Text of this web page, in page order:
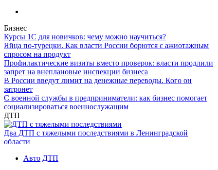
Бизнес
Курсы 1С для новичков: чему можно научиться?
Яйца по-турецки. Как власти России борются с ажиотажным
спросом на продукт
Профилактические визиты вместо проверок: власти продлили
запрет на внеплановые инспекции бизнеса
В России введут лимит на денежные переводы. Кого он
затронет
С военной службы в предприниматели: как бизнес помогает
социализироваться военнослужащим
ДТП
Два ДТП с тяжелыми последствиями в Ленинградской
области
Авто ДТП